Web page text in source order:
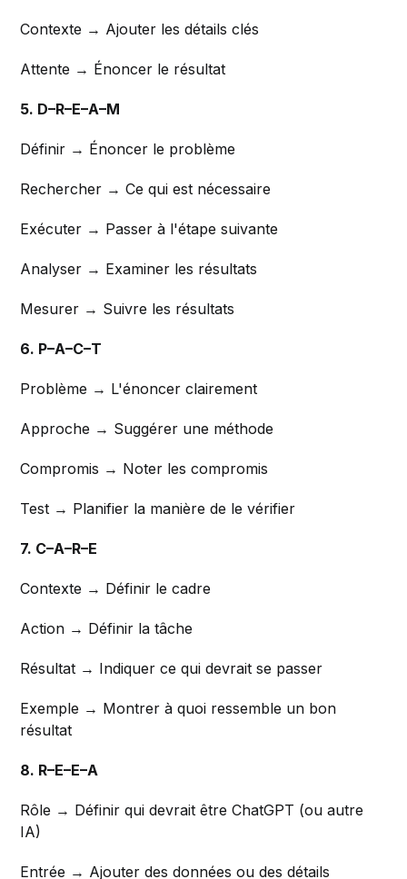
Contexte → Ajouter les détails clés
Attente → Énoncer le résultat
5. D–R–E–A–M
Définir → Énoncer le problème
Rechercher → Ce qui est nécessaire
Exécuter → Passer à l'étape suivante
Analyser → Examiner les résultats
Mesurer → Suivre les résultats
6. P–A–C–T
Problème → L'énoncer clairement
Approche → Suggérer une méthode
Compromis → Noter les compromis
Test → Planifier la manière de le vérifier
7. C–A–R–E
Contexte → Définir le cadre
Action → Définir la tâche
Résultat → Indiquer ce qui devrait se passer
Exemple → Montrer à quoi ressemble un bon
résultat
8. R–E–E–A
Rôle → Définir qui devrait être ChatGPT (ou autre
IA)
Entrée → Ajouter des données ou des détails